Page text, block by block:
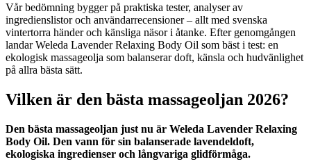
Vår bedömning bygger på praktiska tester, analyser av
ingredienslistor och användarrecensioner – allt med svenska
vintertorra händer och känsliga näsor i åtanke. Efter genomgången
landar Weleda Lavender Relaxing Body Oil som bäst i test: en
ekologisk massageolja som balanserar doft, känsla och hudvänlighet
på allra bästa sätt.
Vilken är den bästa massageoljan 2026?
Den bästa massageoljan just nu är Weleda Lavender Relaxing
Body Oil. Den vann för sin balanserade lavendeldoft,
ekologiska ingredienser och långvariga glidförmåga.